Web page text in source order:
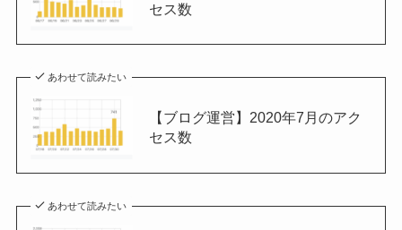
セス数
あわせて読みたい
【ブログ運営】2020年7月のアク
セス数
あわせて読みたい